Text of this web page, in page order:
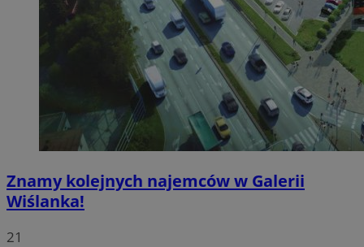
Znamy kolejnych najemców w Galerii
Wiślanka!
21